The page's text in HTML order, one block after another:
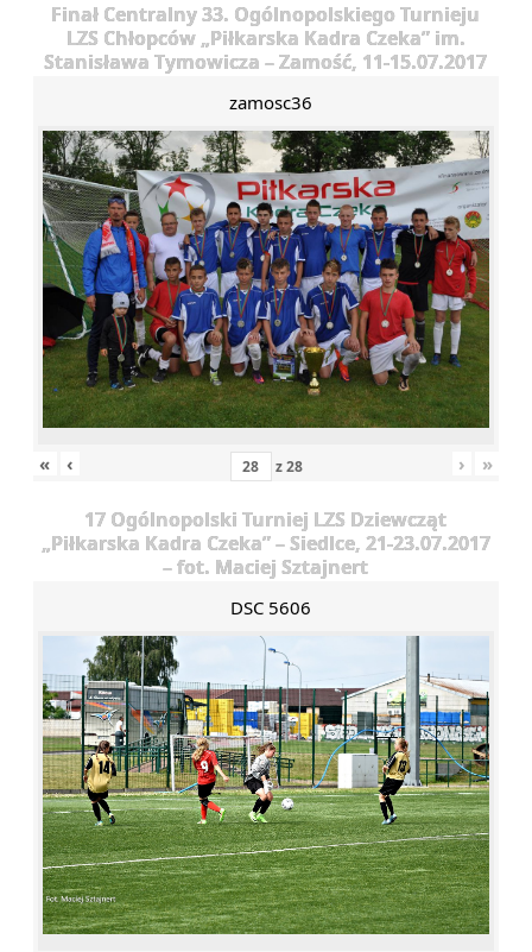
Finał Centralny 33. Ogólnopolskiego Turnieju
LZS Chłopców „Piłkarska Kadra Czeka” im.
Stanisława Tymowicza – Zamość, 11-15.07.2017
zamosc36
« ‹ z28 › »
17 Ogólnopolski Turniej LZS Dziewcząt
„Piłkarska Kadra Czeka” – Siedlce, 21-23.07.2017
– fot. Maciej Sztajnert
DSC 5606